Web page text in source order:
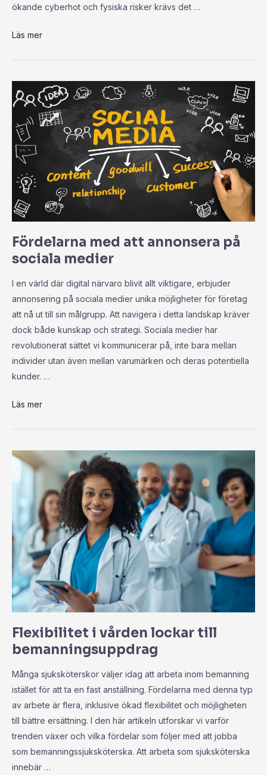
ökande cyberhot och fysiska risker krävs det …
Läs mer
Fördelarna med att annonsera på
sociala medier
I en värld där digital närvaro blivit allt viktigare, erbjuder
annonsering på sociala medier unika möjligheter för företag
att nå ut till sin målgrupp. Att navigera i detta landskap kräver
dock både kunskap och strategi. Sociala medier har
revolutionerat sättet vi kommunicerar på, inte bara mellan
individer utan även mellan varumärken och deras potentiella
kunder. …
Läs mer
Flexibilitet i vården lockar till
bemanningsuppdrag
Många sjuksköterskor väljer idag att arbeta inom bemanning
istället för att ta en fast anställning. Fördelarna med denna typ
av arbete är flera, inklusive ökad flexibilitet och möjligheten
till bättre ersättning. I den här artikeln utforskar vi varför
trenden växer och vilka fördelar som följer med att jobba
som bemanningssjuksköterska. Att arbeta som sjuksköterska
innebär …